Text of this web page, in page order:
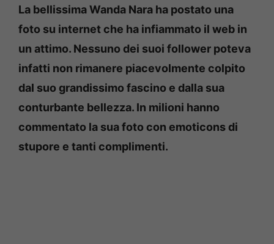
La bellissima Wanda Nara ha postato una
foto su internet che ha infiammato il web in
un attimo. Nessuno dei suoi follower poteva
infatti non rimanere piacevolmente colpito
dal suo grandissimo fascino e dalla sua
conturbante bellezza. In milioni hanno
commentato la sua foto con emoticons di
stupore e tanti complimenti.